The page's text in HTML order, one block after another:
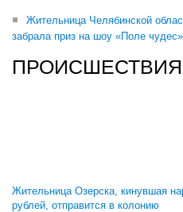
Жительница Челябинской
забрала приз на шоу «Поле чудес»
ПРОИСШЕСТВИЯ
Жительница Озерска, кинувшая
рублей, отправится в колонию